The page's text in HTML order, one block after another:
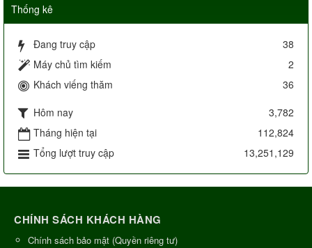
Thống kê
Đang truy cập
38
Máy chủ tìm kiếm
2
Khách viếng thăm
36
Hôm nay
3,782
Tháng hiện tại
112,824
Tổng lượt truy cập
13,251,129
CHÍNH SÁCH KHÁCH HÀNG
Chính sách bảo mật (Quyền riêng tư)